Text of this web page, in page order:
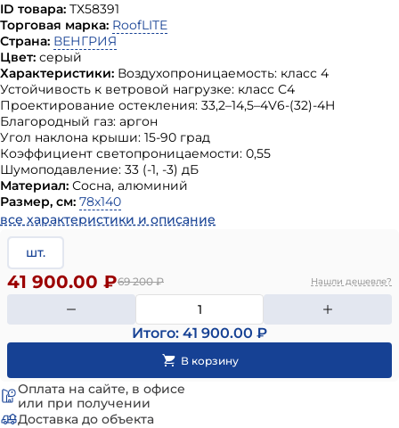
ID товара: ТХ58391
Торговая марка: RoofLITE
Страна: ВЕНГРИЯ
Цвет: серый
Характеристики: Воздухопроницаемость: класс 4
Устойчивость к ветровой нагрузке: класс С4
Проектирование остекления: 33,2–14,5–4V6-(32)-4H
Благородный газ: аргон
Угол наклона крыши: 15-90 град
Коэффициент светопроницаемости: 0,55
Шумоподавление: 33 (-1, -3) дБ
Материал: Сосна, алюминий
Размер, см: 78х140
все характеристики и описание
шт.
69 200₽
41 900.00 ₽ Нашли дешевле?
Итого: 41 900.00 ₽
Оплата на сайте, в офисе
или при получении
Доставка до объекта